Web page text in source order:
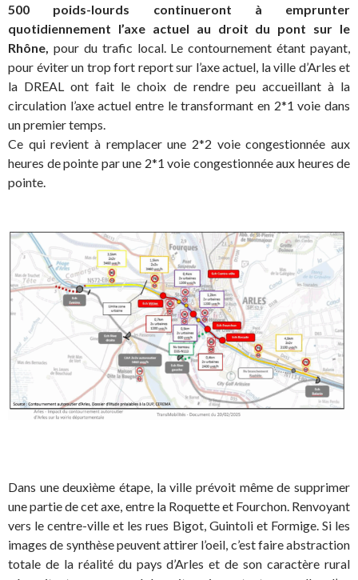
500 poids-lourds continueront à emprunter
quotidiennement l’axe actuel au droit du pont sur le
Rhône, pour du trafic local. Le contournement étant payant,
pour éviter un trop fort report sur l’axe actuel, la ville d’Arles et
la DREAL ont fait le choix de rendre peu accueillant à la
circulation l’axe actuel entre le transformant en 2*1 voie dans
un premier temps.
Ce qui revient à remplacer une 2*2 voie congestionnée aux
heures de pointe par une 2*1 voie congestionnée aux heures de
pointe.
Dans une deuxième étape, la ville prévoit même de supprimer
une partie de cet axe, entre la Roquette et Fourchon. Renvoyant
vers le centre-ville et les rues Bigot, Guintoli et Formige. Si les
images de synthèse peuvent attirer l’oeil, c’est faire abstraction
totale de la réalité du pays d’Arles et de son caractère rural